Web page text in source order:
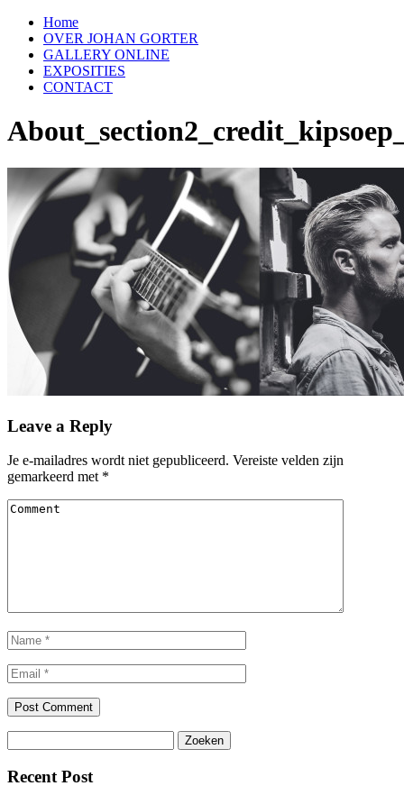
Home
OVER JOHAN GORTER
GALLERY ONLINE
EXPOSITIES
CONTACT
Leave a Reply
Je e-mailadres wordt niet gepubliceerd. Vereiste velden zijn
gemarkeerd met *
naar:
Recent Post